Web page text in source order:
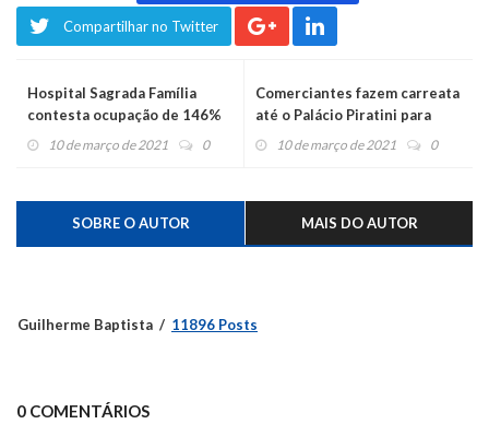
Compartilhar no Twitter
Hospital Sagrada Família
contesta ocupação de 146%
em leitos covid e informa
10 de março de 2021 0
Comerciantes fazem carreata
até o Palácio Piratini para
pedir a reabertura do
10 de março de 2021 0
SOBRE O AUTOR MAIS DO AUTOR
Guilherme Baptista 11896 Posts
0 COMENTÁRIOS